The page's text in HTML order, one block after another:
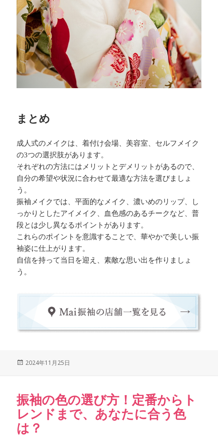
まとめ
成人式のメイクは、着付け会場、美容室、セルフメイク
の3つの選択肢があります。
それぞれの方法にはメリットとデメリットがあるので、
自分の希望や状況に合わせて最適な方法を選びましょ
う。
振袖メイクでは、平面的なメイク、濃いめのリップ、し
っかりとしたアイメイク、血色感のあるチークなど、普
段とは少し異なるポイントがあります。
これらのポイントを意識することで、華やかで美しい振
袖姿に仕上がります。
自信を持って当日を迎え、素敵な思い出を作りましょ
う。
Posted
2024年11月25日
振袖の色の選び方！定番からト
レンドまで、あなたに合う色
は？